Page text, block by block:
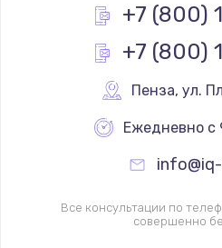
+7 (800)
+7 (800)
Пенза, ул.
Ежедневно с
Все консультации по
совершенно